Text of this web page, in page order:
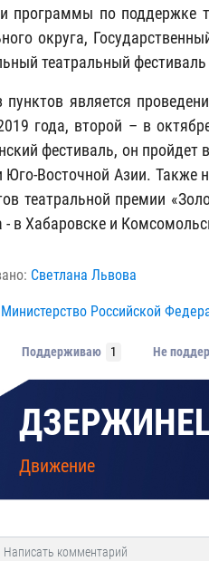
программы по поддержке
округа,
театральный
является
года, второй – в
фестиваль, он пройдет
Юго-Восточной Азии. Также
театральной премии
- в Хабаровске и
Светлана Львова
Министерство Российской
Поддерживаю 1 Не
Движение